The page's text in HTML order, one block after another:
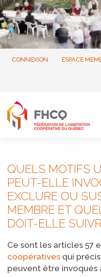
CONNEXION ESPACE
QUELS MOTIFS
PEUT-ELLE
EXCLURE OU
MEMBRE ET
DOIT-ELLE
Ce sont les articles 57
coopératives qui
peuvent être invoqués